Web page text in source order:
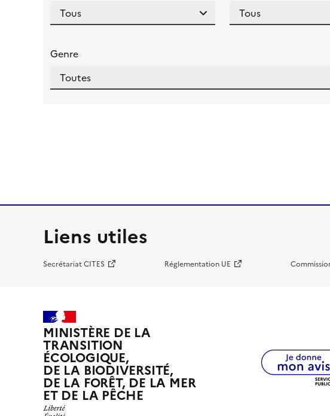
Genre
Liens utiles
Secrétariat CITES Réglementation UE
MINISTÈRE DE LA
TRANSITION
ÉCOLOGIQUE,
DE LA BIODIVERSITÉ,
DE LA FORÊT, DE LA MER
ET DE LA PÊCHE